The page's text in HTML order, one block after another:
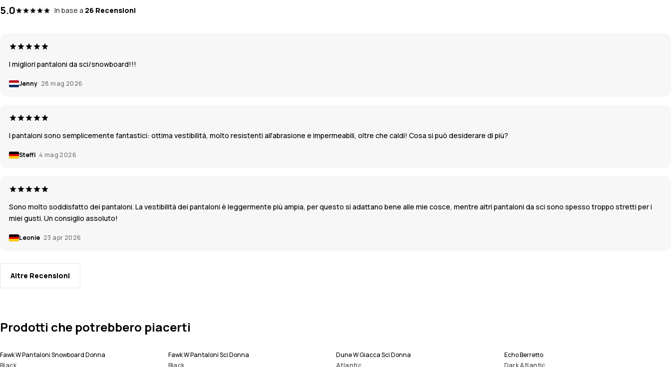
5.0 In base a 26 Recensioni
I migliori pantaloni da sci/snowboard!!!
Jenny 28 mag 2026
I pantaloni sono semplicemente fantastici: ottima vestibilità, molto resistenti all'abrasione e impermeabili, oltre che caldi! Cosa si può desiderare di più?
Steffi 4 mag 2026
Sono molto soddisfatto dei pantaloni. La vestibilità dei pantaloni è leggermente più ampia, per questo si adattano bene alle mie cosce, mentre altri pantaloni da sci sono spesso troppo stretti per i
miei gusti. Un consiglio assoluto!
Leonie 23 apr 2026
Altre Recensioni
Prodotti che potrebbero piacerti
Fawk W Pantaloni Snowboard Donna
Black
Fawk W Pantaloni Sci Donna
Black
Dune W Giacca Sci Donna
Atlantic
Echo Berretto
Dark Atlantic